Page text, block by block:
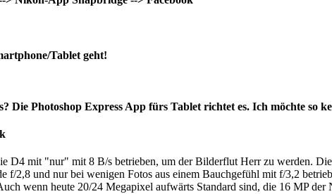
Tablet geht!
Die Photoshop Express App fürs Tablet richtet es. Ich möchte
D4 mit "nur" mit 8 B/s betrieben, um der Bilderflut Herr zu werden.
f/2,8 und nur bei wenigen Fotos aus einem Bauchgefühl mit f/3,2
wenn heute 20/24 Megapixel aufwärts Standard sind, die 16 MP